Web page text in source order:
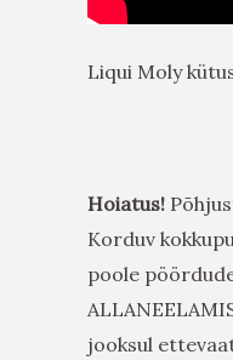
Liqui Moly
Hoiatus!
Korduv
poole
jooksul